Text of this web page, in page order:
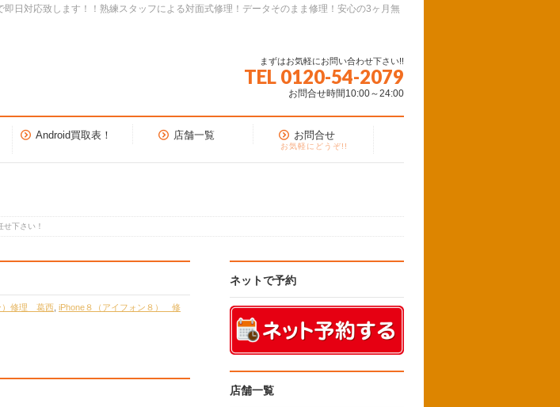
日対応致します！！熟練スタッフによる対面式修理！データそのまま修理！安心の3ヶ月無
まずはお気軽にお問い合わせ下さい!!
TEL 0120-54-2079
お問合せ時間10:00～24:00
Android買取表！ 店舗一覧 お問合せ
お気軽にどうぞ!!
下さい！
）修理 葛西 iPhone８（アイフォン８） 修
ネットで予約
店舗一覧